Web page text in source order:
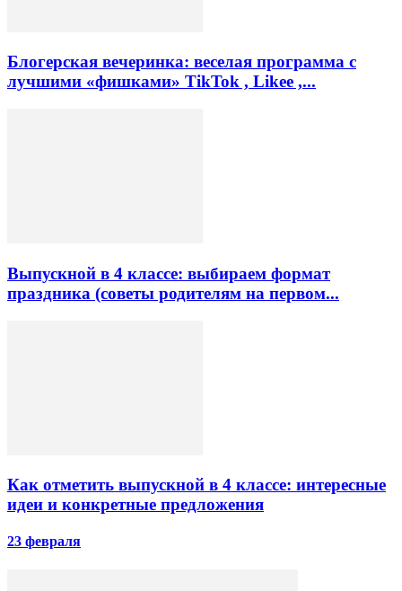
Блогерская вечеринка: веселая программа с
лучшими «фишками» TikTok , Likee ,...
Выпускной в 4 классе: выбираем формат
праздника (советы родителям на первом...
Как отметить выпускной в 4 классе: интересные
идеи и конкретные предложения
23 февраля